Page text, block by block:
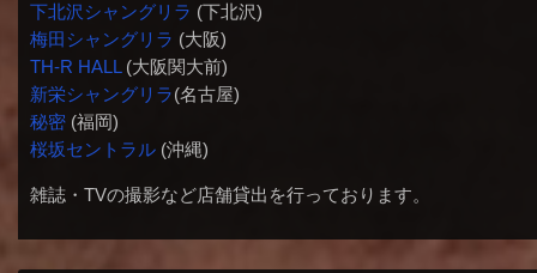
下北沢シャングリラ (下北沢)
梅田シャングリラ (大阪)
TH-R HALL(大阪関大前)
新栄シャングリラ(名古屋)
秘密(福岡)
桜坂セントラル(沖縄)
雑誌・TVの撮影など店舗貸出を行っております。